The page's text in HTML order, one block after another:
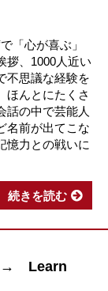
「心が喜ぶ」
拶、1000人近い
不思議な経験を
ほんとにたくさ
話の中で芸能人
名前が出てこな
憶力との戦いに
続きを読む
Learn